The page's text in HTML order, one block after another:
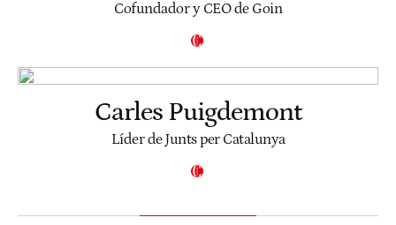
Cofundador y CEO de Goin
Carles Puigdemont
Líder de Junts per Catalunya